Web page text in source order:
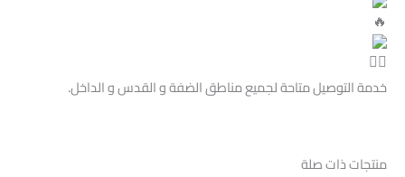
خدمة التوصيل متاحة لجميع مناطق الضفة و القدس و الداخل.
منتجات ذات صلة